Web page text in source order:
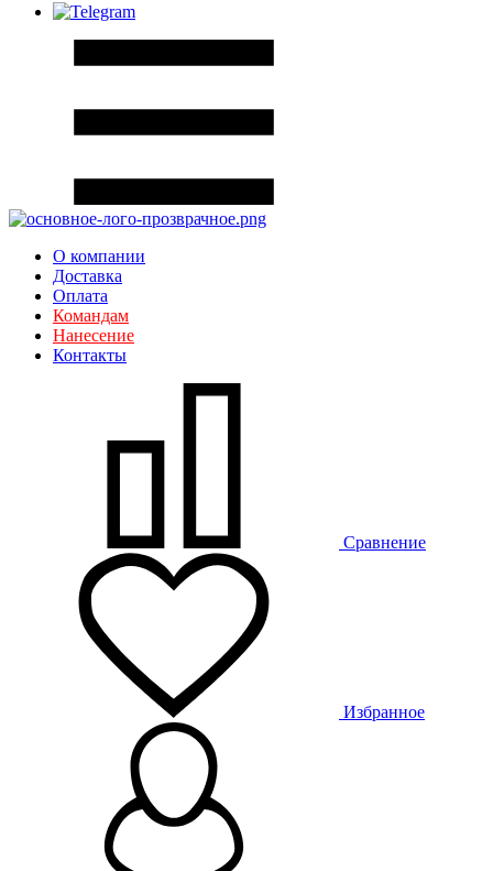
О компании
Доставка
Оплата
Командам
Нанесение
Контакты
Сравнение
Избранное